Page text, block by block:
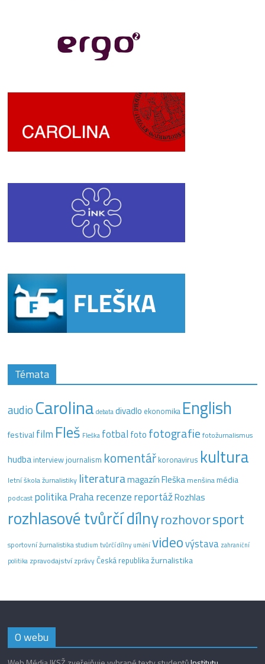
Témata
audio Carolina debata divadlo ekonomika English
festival film Fleš Fleška fotbal foto fotografie fotožurnalismus
hudba interview journalism komentář koronavirus kultura
letní škola žurnalistiky literaturamagazín Fleška menšinamédia
podcast politikaPraharecenzereportážRozhlas
rozhlasové tvůrčí dílnyrozhovorsport
sportovní žurnalistika studium tvůrčí dílny uměnívideovýstava zahraniční
politika zpravodajstvízprávyČeská republikažurnalistika
O webu